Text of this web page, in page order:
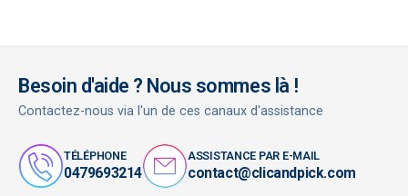
Besoin d'aide ? Nous sommes là !
Contactez-nous via l'un de ces canaux d'assistance
TÉLÉPHONE
0479693214
ASSISTANCE PAR E-MAIL
contact@clicandpick.com